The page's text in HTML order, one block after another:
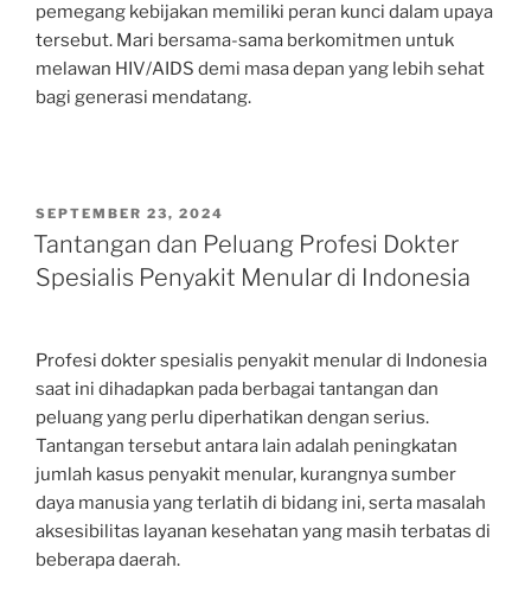
pemegang kebijakan memiliki peran kunci dalam upaya
tersebut. Mari bersama-sama berkomitmen untuk
melawan HIV/AIDS demi masa depan yang lebih sehat
bagi generasi mendatang.
POSTED
ON
SEPTEMBER 23, 2024
Tantangan dan Peluang Profesi Dokter
Spesialis Penyakit Menular di Indonesia
Profesi dokter spesialis penyakit menular di Indonesia
saat ini dihadapkan pada berbagai tantangan dan
peluang yang perlu diperhatikan dengan serius.
Tantangan tersebut antara lain adalah peningkatan
jumlah kasus penyakit menular, kurangnya sumber
daya manusia yang terlatih di bidang ini, serta masalah
aksesibilitas layanan kesehatan yang masih terbatas di
beberapa daerah.